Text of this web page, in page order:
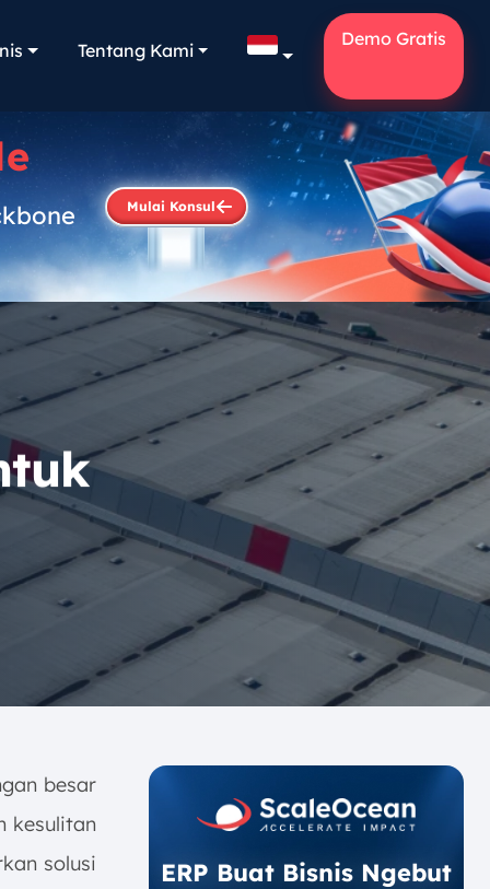
Tentang Kami
Demo Gratis
Mulai Konsul
besar
kesulitan
solusi
ERP Buat Bisnis Ngebut